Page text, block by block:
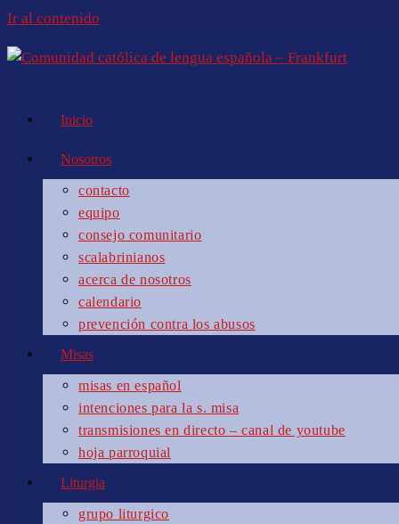
Ir al contenido
Inicio
Nosotros
contacto
equipo
consejo comunitario
scalabrinianos
acerca de nosotros
calendario
prevención contra los abusos
Misas
misas en español
intenciones para la s. misa
transmisiones en directo – canal de youtube
hoja parroquial
Liturgia
grupo liturgico